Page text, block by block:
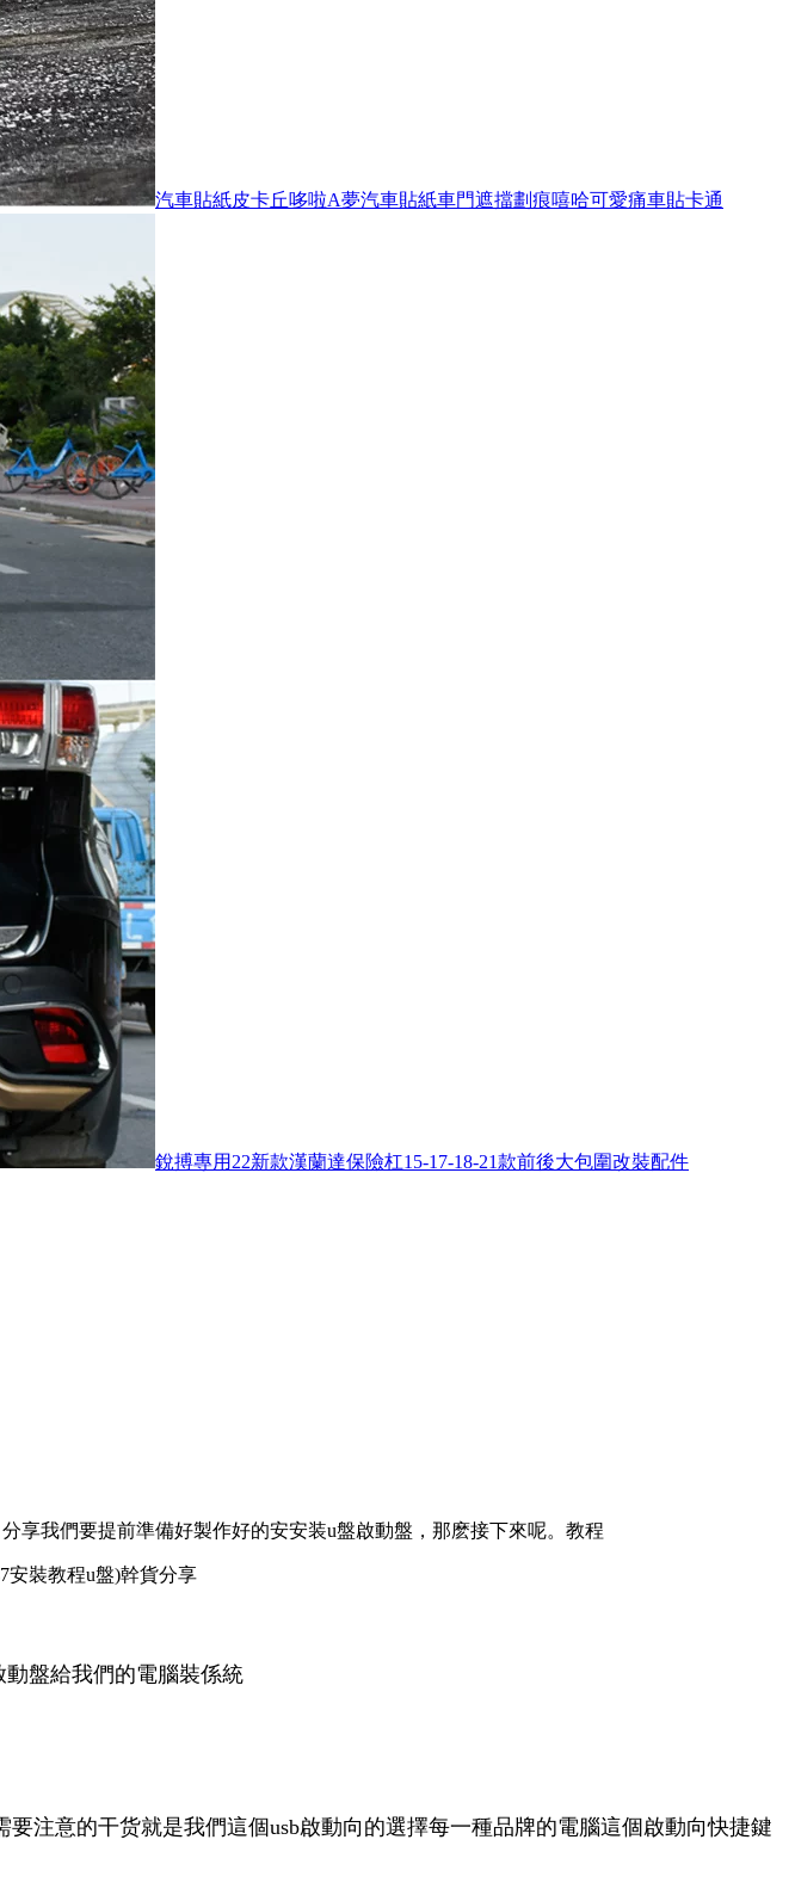
汽車貼紙皮卡丘哆啦A夢汽車貼紙車門遮擋劃痕嘻哈可愛痛車貼卡通
銳搏專用22新款漢蘭達保險杠15-17-18-21款前後大包圍改裝配件
分享我們要提前準備好製作好的安安装u盤啟動盤，那麽接下來呢。教程
動盤給我們的電腦裝係統
要注意的干货就是我們這個usb啟動向的選擇每一種品牌的電腦這個啟動向快捷鍵